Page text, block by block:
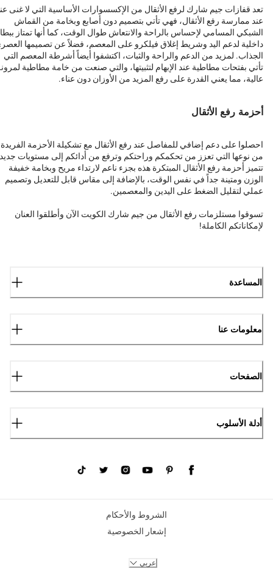
تعد قفازات جيم شارك لرفع الأثقال من الإكسسوارات الأساسية التي لا غنى
عند ممارسة رفع الأثقال، فهي تأتي بتصميم دون أصابع وبخامة من القماش
الشبكي المسامي لإحساس بالراحة والانتعاش طوال الوقت، كما أنها تمتاز
داخلية لدعم اليد وشريط إغلاق فيلكرو على المعصم، فضلاً عن تصميمها
الجذاب. لمزيد من الدعم والراحة والثبات، اكتشفوا أيضاً أشرطة المعصم التي
تأتي بفتحات مطاطية عند الإبهام لتثبيتها، والتي صنعت من خامة مطاطية
عالية، مما يعني القدرة على رفع المزيد من الأوزان دون عناء.
أحزمة رفع الأثقال
احصلوا على دعم إضافي للمفاصل عند رفع الأثقال مع تشكيلة الأحزمة الفريدة
من نوعها التي تعزز من تحكمكم وراحتكم وترفع من أدائكم إلى مستويات
تتميز أحزمة رفع الأثقال المبتكرة هذه بجزء ناعم لارتداء مريح وبخامة خفيفة
الوزن ومتينة جداً في نفس الوقت، بالإضافة إلى مقاس قابل للتعديل وتصميم
عملي لتقليل الضغط على اليدين والمعصمين.
تسوقوا مستلزمات رفع الأثقال من جيم شارك الكويت الآن وأطلقوا العنان
لإمكاناتكم الكاملة!
المساعدة
معلومات عنا
الصفحات
أدلة الأسلوب
الشروط والأحكام
إشعار الخصوصية
عربي